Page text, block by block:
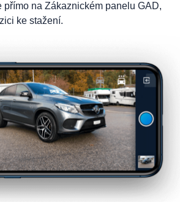
přímo na Zákaznickém panelu GAD,
ke stažení.